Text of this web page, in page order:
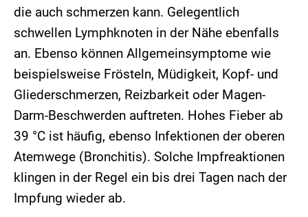
die auch schmerzen kann. Gelegentlich
schwellen Lymphknoten in der Nähe ebenfalls
an. Ebenso können Allgemeinsymptome wie
beispielsweise Frösteln, Müdigkeit, Kopf- und
Gliederschmerzen, Reizbarkeit oder Magen-
Darm-Beschwerden auftreten. Hohes Fieber ab
39 °C ist häufig, ebenso Infektionen der oberen
Atemwege (Bronchitis). Solche Impfreaktionen
klingen in der Regel ein bis drei Tagen nach der
Impfung wieder ab.